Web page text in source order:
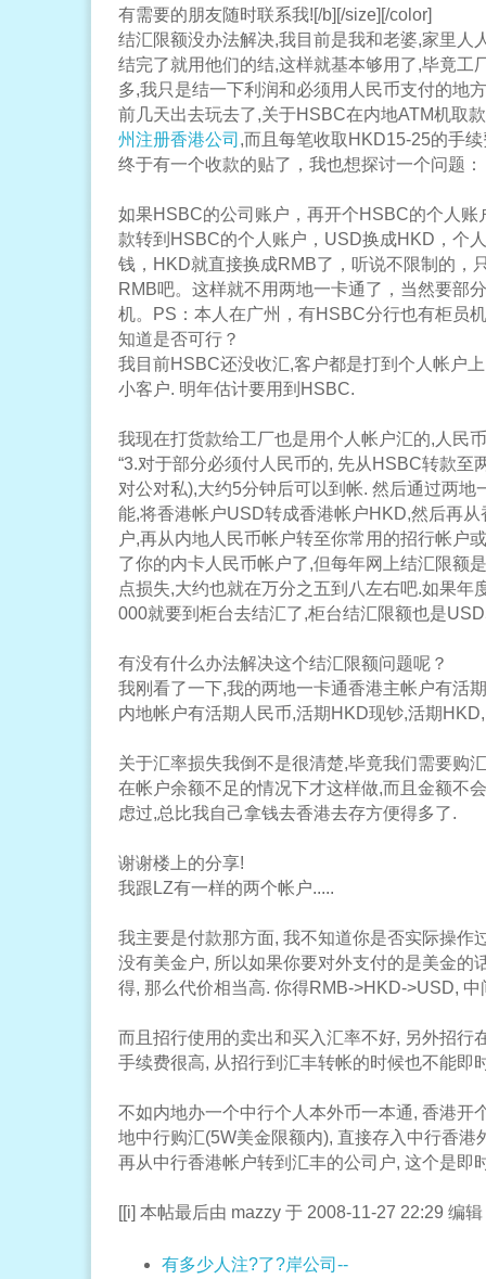
有需要的朋友随时联系我![/b][/size][/color]
结汇限额没办法解决,我目前是我和老婆,家里人
结完了就用他们的结,这样就基本够用了,毕竟工
多,我只是结一下利润和必须用人民币支付的地
前几天出去玩去了,关于HSBC在内地ATM机取
州注册香港公司 ,而且每笔收取HKD15-25的手
终于有一个收款的贴了，我也想探讨一个问题：
如果HSBC的公司账户，再开个HSBC的个人账
款转到HSBC的个人账户，USD换成HKD，个
钱，HKD就直接换成RMB了，听说不限制的，
RMB吧。这样就不用两地一卡通了，当然要部
机。PS：本人在广州，有HSBC分行也有柜员
知道是否可行？
我目前HSBC还没收汇,客户都是打到个人帐户
小客户. 明年估计要用到HSBC.
我现在打货款给工厂也是用个人帐户汇的,人民
“3.对于部分必须付人民币的, 先从HSBC转款至
对公对私),大约5分钟后可以到帐. 然后通过两地
能,将香港帐户USD转成香港帐户HKD,然后再
户,再从内地人民币帐户转至你常用的招行帐户
了你的内卡人民币帐户了,但每年网上结汇限额
点损失,大约也就在万分之五到八左右吧.如果年
000就要到柜台去结汇了,柜台结汇限额也是
有没有什么办法解决这个结汇限额问题呢？
我刚看了一下,我的两地一卡通香港主帐户有活
内地帐户有活期人民币,活期HKD现钞,活期
关于汇率损失我倒不是很清楚,毕竟我们需要购
在帐户余额不足的情况下才这样做,而且金额不
虑过,总比我自己拿钱去香港去存方便得多了.
谢谢楼上的分享!
我跟LZ有一样的两个帐户.....
我主要是付款那方面, 我不知道你是否实际操作
没有美金户, 所以如果你要对外支付的是美金的
得, 那么代价相当高. 你得RMB->HKD->USD,
而且招行使用的卖出和买入汇率不好, 另外招行
手续费很高, 从招行到汇丰转帐的时候也不能即
不如内地办一个中行个人本外币一本通, 香港开
地中行购汇(5W美金限额内), 直接存入中行香港
再从中行香港帐户转到汇丰的公司户, 这个是即
[[i] 本帖最后由 mazzy 于 2008-11-27 22:29 编辑
有多少人注?了?岸公司--